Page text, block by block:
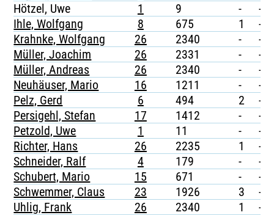
Hötzel, Uwe
1 9 -
-
Ihle, Wolfgang
8 675 1
-
Krahnke, Wolfgang
26 2340 -
-
Müller, Joachim
26 2331 -
-
Müller, Andreas
26 2340 -
-
Neuhäuser, Mario
16 1211 -
-
Pelz, Gerd
6 494 2
-
Persigehl, Stefan
17 1412 -
-
Petzold, Uwe
1 11 -
-
Richter, Hans
26 2235 1
-
Schneider, Ralf
4 179 -
-
Schubert, Mario
15 671 -
-
Schwemmer, Claus
23 1926 3
-
Uhlig, Frank
26 2340 1 -